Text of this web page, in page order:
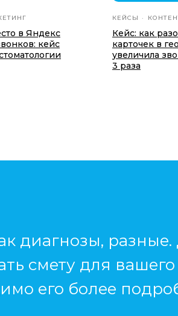
в Яндекс
кейс
КЕЙСЫ
Кейс: как
карточек в
увеличила
3 раза
диагнозы, разные.
смету для
его более